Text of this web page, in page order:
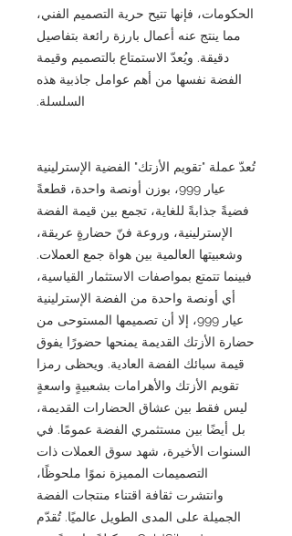
الحكومات، فإنها تتيح حرية التصميم الفني،
مما ينتج عنه أعمال بارزة رائعة بتفاصيل
دقيقة. ويُعدّ الاستمتاع بالتصميم وقيمة
الفضة نفسها من أهم عوامل جاذبية هذه
السلسلة.
تُعدّ عملة "تقويم الأزتك" الفضية الإسترلينية
عيار 999، بوزن أونصة واحدة، قطعةً
فضيةً جذابةً للغاية، تجمع بين قيمة الفضة
الإسترلينية، وروعة فنّ حضارةٍ عريقة،
وشعبيتها العالمية بين هواة جمع العملات.
فبينما تتمتع بمواصفات الاستثمار القياسية،
أي أونصة واحدة من الفضة الإسترلينية
عيار 999، إلا أن تصميمها المستوحى من
حضارة الأزتك القديمة يمنحها حضورًا يفوق
قيمة سبائك الفضة العادية. ويحظى رمزا
تقويم الأزتك والأهرامات بشعبيةٍ واسعةٍ
ليس فقط بين عشاق الحضارات القديمة،
بل أيضًا بين مستثمري الفضة عمومًا. في
السنوات الأخيرة، شهد سوق العملات ذات
التصميمات المميزة نموًا ملحوظًا،
وانتشرت ثقافة اقتناء منتجات الفضة
الجميلة على المدى الطويل عالميًا. تُقدّم